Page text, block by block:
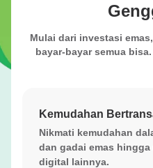
Mulai dari investasi
bayar-bayar semua
Kemudahan
Nikmati kemudahan
dan gadai emas
digital lainnya.